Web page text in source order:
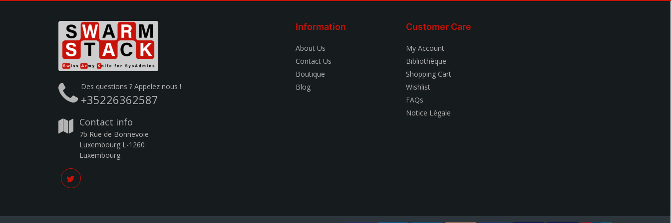
Des questions ? Appelez nous !
+35226362587
Contact info
7b Rue de Bonnevoie
Luxembourg L-1260
Luxembourg
Information
About Us
Contact Us
Boutique
Blog
Customer Care
My Account
Bibliothèque
Shopping Cart
Wishlist
FAQs
Notice Légale